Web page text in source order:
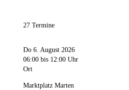
27 Termine
Do 6. August 2026
06:00 bis 12:00 Uhr
Ort
Marktplatz Marten